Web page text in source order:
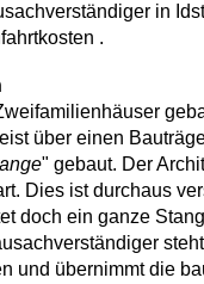
in
.
über einen
" gebaut. Der
Dies ist durchaus
doch ein ganze
und übernimmt die